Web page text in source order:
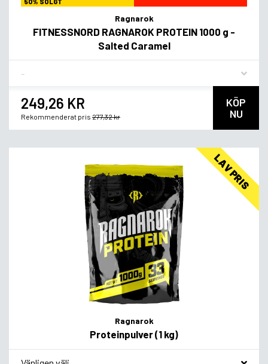
Ragnarok
FITNESSNORD RAGNAROK PROTEIN 1000 g -
Salted Caramel
249,26 KR
Rekommenderat pris 277,32 kr
KÖP
NU
LAV PRIS
Ragnarok
Proteinpulver (1 kg)
* Smagsvariant